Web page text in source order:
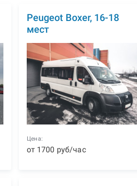
Peugeot Boxer, 16-18
мест
Цена:
от 1700 руб/час